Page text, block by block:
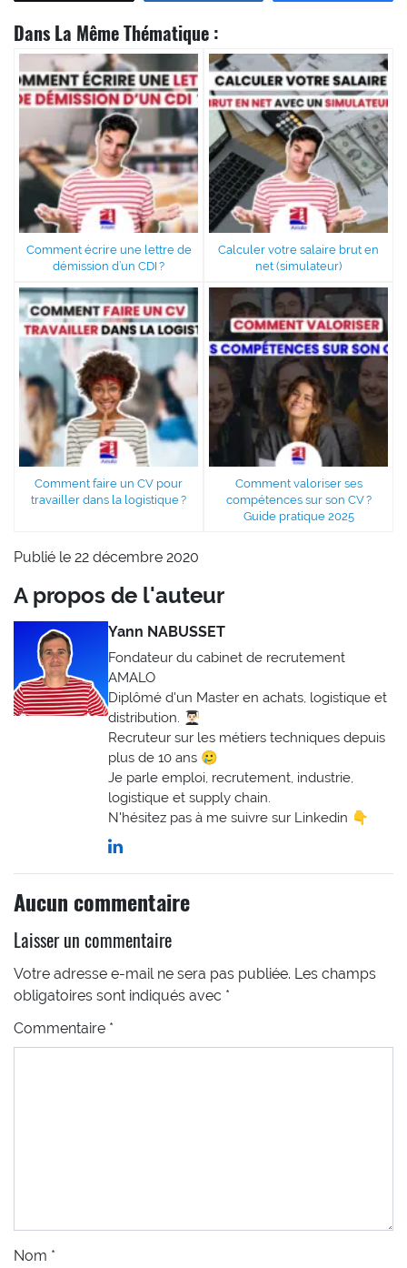
Dans La Même Thématique :
Comment écrire une lettre de
démission d’un CDI ?
Calculer votre salaire brut en
net (simulateur)
Comment faire un CV pour
travailler dans la logistique ?
Comment valoriser ses
compétences sur son CV ?
Guide pratique 2025
Publié le 22 décembre 2020
A propos de l'auteur
Yann NABUSSET
Fondateur du cabinet de recrutement
AMALO
Diplômé d'un Master en achats, logistique et
distribution. 👨🏻‍🎓
Recruteur sur les métiers techniques depuis
plus de 10 ans 🥲
Je parle emploi, recrutement, industrie,
logistique et supply chain.
N'hésitez pas à me suivre sur Linkedin 👇
Aucun commentaire
Laisser un commentaire
Votre adresse e-mail ne sera pas publiée. Les champs
obligatoires sont indiqués avec *
Commentaire *
Nom *